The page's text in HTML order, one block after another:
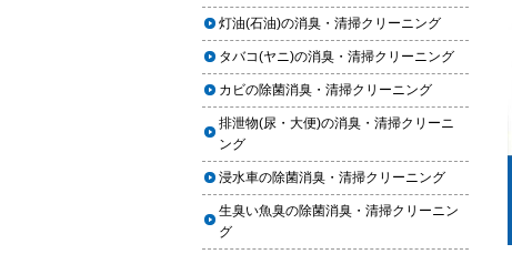
場｜イエローハット・オートバッ
クス・専門店を徹底比較【2026年
版】
2026.01.01
【2026年版】イエローハットのカ
ーフィルム料金はいくら？施工内
容・相場・安くするコツ
2025.12.05
車のヘッドライト交換のタイミン
グと費用
灯油(石油)の消臭・清掃クリーニング
タバコ(ヤニ)の消臭・清掃クリーニング
カビの除菌消臭・清掃クリーニング
排泄物(尿・大便)の消臭・清掃クリーニ
ング
浸水車の除菌消臭・清掃クリーニング
生臭い魚臭の除菌消臭・清掃クリーニン
グ